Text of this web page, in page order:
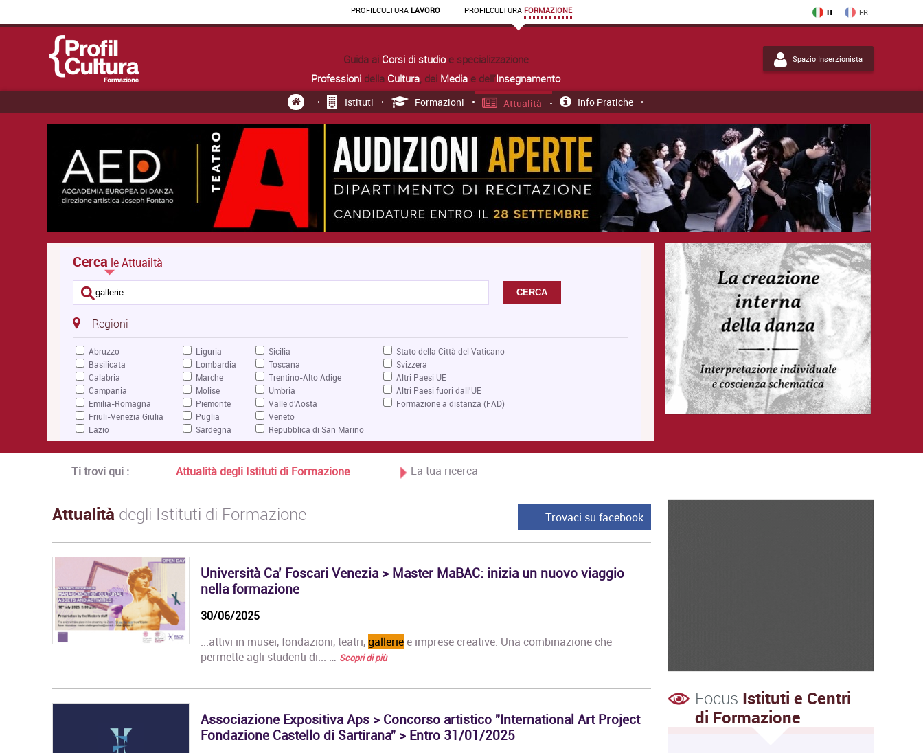
PROFILCULTURA LAVORO PROFILCULTURA FORMAZIONE IT FR
Guida ai Corsi di studioe specializzazione
Professioni della Cultura, dei Media e dell'Insegnamento
Spazio Inserzionista
Istituti Formazioni Attualità Info Pratiche
Cerca le Attuailtà
CERCA
Regioni
Abruzzo
Basilicata
Calabria
Campania
Emilia-Romagna
Friuli-Venezia Giulia
Lazio
Liguria
Lombardia
Marche
Molise
Piemonte
Puglia
Sardegna
Sicilia
Toscana
Trentino-Alto Adige
Umbria
Valle d'Aosta
Veneto
Repubblica di San Marino
Stato della Città del Vaticano
Svizzera
Altri Paesi UE
Altri Paesi fuori dall'UE
Formazione a distanza (FAD)
Ti trovi qui : Attualità degli Istituti di Formazione La tua ricerca
Attualità degli Istituti di Formazione Trovaci su facebook
Università Ca’ Foscari Venezia > Master MaBAC: inizia un nuovo viaggio
nella formazione
30/06/2025
...attivi in musei, fondazioni, teatri,galleriee imprese creative. Una combinazione che
permette agli studenti di... … Scopri di più
Associazione Expositiva Aps > Concorso artistico "International Art Project
Fondazione Castello di Sartirana" > Entro 31/01/2025
Focus Istituti e Centri
di Formazione